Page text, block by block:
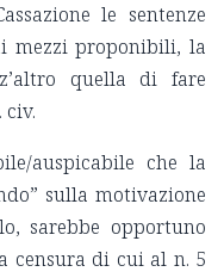
le sentenze
mezzi proponibili, la
quella di fare
civ.
auspicabile che la
sulla motivazione
sarebbe opportuno
censura di cui al n. 5